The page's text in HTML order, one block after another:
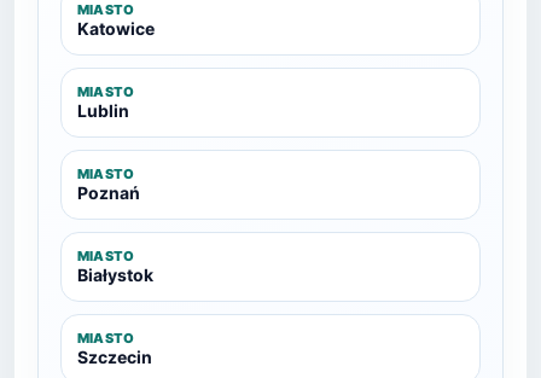
MIASTO
Katowice
MIASTO
Lublin
MIASTO
Poznań
MIASTO
Białystok
MIASTO
Szczecin